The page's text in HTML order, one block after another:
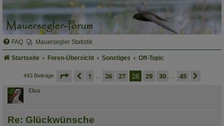
FAQ Mauersegler Statistik
Startseite Foren-Übersicht Sonstiges Off-Topic
443 Beiträge seite 28 von 45
vorherige
1 26 27 28 29 30 45
Elisa
Re: Glückwünsche